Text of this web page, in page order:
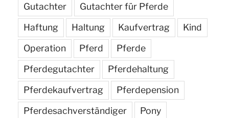
Gutachter
Gutachter für Pferde
Haftung
Haltung Kaufvertrag
Kind
Operation
Pferd
Pferde
Pferdegutachter
Pferdehaltung
Pferdekaufvertrag
Pferdepension
Pferdesachverständiger
Pony